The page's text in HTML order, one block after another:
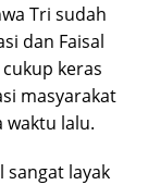
Tri sudah
dan Faisal
keras
masyarakat
waktu lalu.
sangat layak